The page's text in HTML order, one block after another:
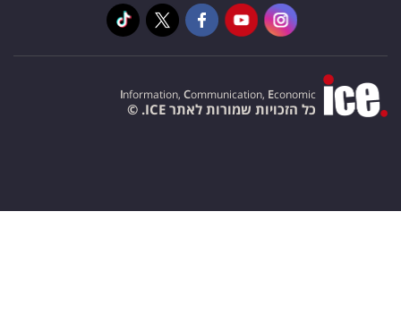
Information, Communication, Economic
כל הזכויות שמורות לאתר ICE. ©